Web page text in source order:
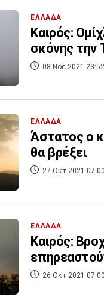
ΕΛΛΑΔΑ
Καιρός:
σκόνης την
08 Νοε 2021 23:52
ΕΛΛΑΔΑ
Άστατος ο
θα βρέξει
27 Οκτ 2021 07:00
ΕΛΛΑΔΑ
Καιρός:
26 Οκτ 2021 07:00